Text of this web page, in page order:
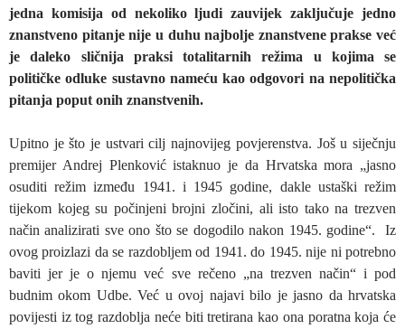
jedna komisija od nekoliko ljudi zauvijek zaključuje jedno
znanstveno pitanje nije u duhu najbolje znanstvene prakse već
je daleko sličnija praksi totalitarnih režima u kojima se
političke odluke sustavno nameću kao odgovori na nepolitička
pitanja poput onih znanstvenih.
Upitno je što je ustvari cilj najnovijeg povjerenstva. Još u siječnju
premijer Andrej Plenković istaknuo je da Hrvatska mora „jasno
osuditi režim između 1941. i 1945 godine, dakle ustaški režim
tijekom kojeg su počinjeni brojni zločini, ali isto tako na trezven
način analizirati sve ono što se dogodilo nakon 1945. godine“. Iz
ovog proizlazi da se razdobljem od 1941. do 1945. nije ni potrebno
baviti jer je o njemu već sve rečeno „na trezven način“ i pod
budnim okom Udbe. Već u ovoj najavi bilo je jasno da hrvatska
povijesti iz tog razdoblja neće biti tretirana kao ona poratna koja će